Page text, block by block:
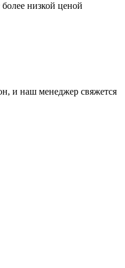
низкой ценой
и наш менеджер свяжется